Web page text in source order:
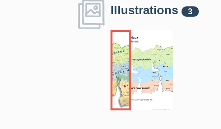
présentation.
l’ensemble des
Illustrations 3